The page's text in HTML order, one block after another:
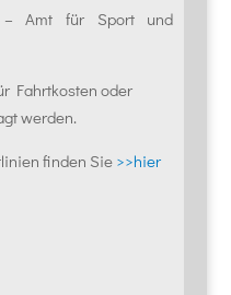
– Amt für Sport und
Fahrtkosten oder
werden.
finden Sie >>hier